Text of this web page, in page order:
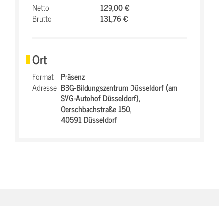
Netto
129,00 €
Brutto
131,76 €
Ort
Format Präsenz
Adresse BBG-Bildungszentrum Düsseldorf (am
SVG-Autohof Düsseldorf),
Oerschbachstraße 150,
40591 Düsseldorf